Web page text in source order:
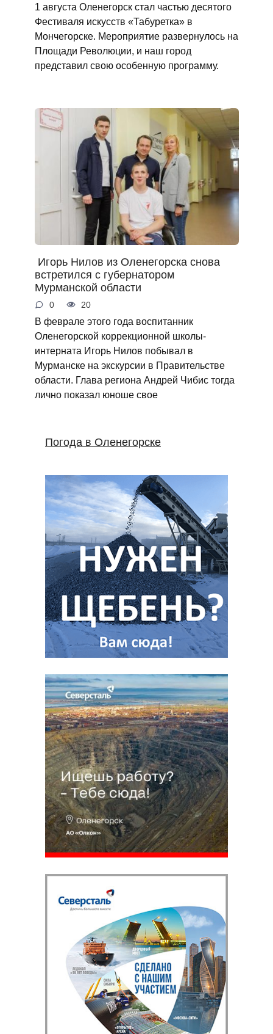
1 августа Оленегорск стал частью десятого
Фестиваля искусств «Табуретка» в
Мончегорске. Мероприятие развернулось на
Площади Революции, и наш город
представил свою особенную программу.
Игорь Нилов из Оленегорска снова
встретился с губернатором
Мурманской области
0 20
В феврале этого года воспитанник
Оленегорской коррекционной школы-
интерната Игорь Нилов побывал в
Мурманске на экскурсии в Правительстве
области. Глава региона Андрей Чибис тогда
лично показал юноше свое
Погода в Оленегорске